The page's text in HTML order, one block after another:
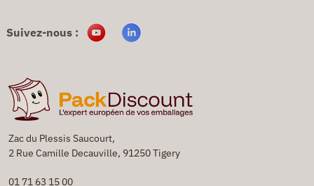
Zac du Plessis Saucourt,
2 Rue Camille Decauville, 91250 Tigery
01 71 63 15 00
Suivez-nous :